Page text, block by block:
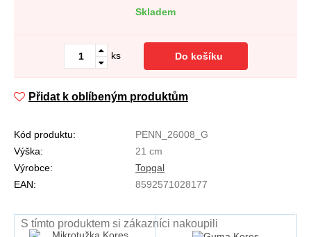
Skladem
ks Do košíku
Přidat k oblíbeným produktům
Kód produktu:
PENN_26008_G
Výška:
21 cm
Výrobce:
Topgal
EAN:
8592571028177
S tímto produktem si zákazníci nakoupili